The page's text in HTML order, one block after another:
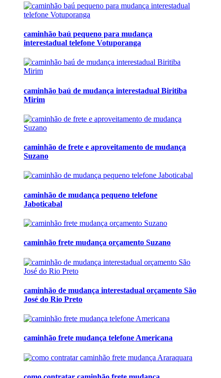
caminhão baú pequeno para mudança
interestadual telefone Votuporanga
caminhão baú de mudança interestadual Biritiba
Mirim
caminhão de frete e aproveitamento de mudança
Suzano
caminhão de mudança pequeno telefone
Jaboticabal
caminhão frete mudança orçamento Suzano
caminhão de mudança interestadual orçamento São
José do Rio Preto
caminhão frete mudança telefone Americana